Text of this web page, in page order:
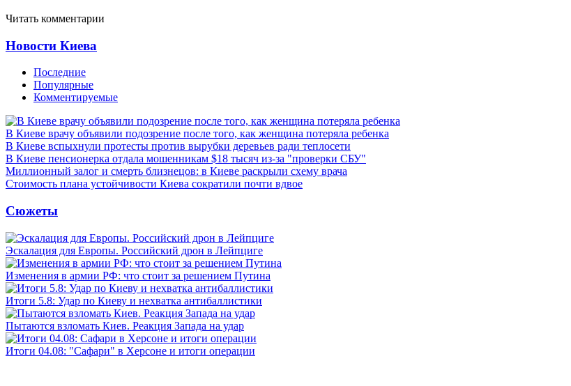
Читать комментарии
Новости Киева
Последние
Популярные
Комментируемые
В Киеве врачу объявили подозрение после того, как женщина потеряла ребенка
В Киеве вспыхнули протесты против вырубки деревьев ради теплосети
В Киеве пенсионерка отдала мошенникам $18 тысяч из-за "проверки СБУ"
Миллионный залог и смерть близнецов: в Киеве раскрыли схему врача
Стоимость плана устойчивости Киева сократили почти вдвое
Сюжеты
Эскалация для Европы. Российский дрон в Лейпциге
Изменения в армии РФ: что стоит за решением Путина
Итоги 5.8: Удар по Киеву и нехватка антибаллистики
Пытаются взломать Киев. Реакция Запада на удар
Итоги 04.08: "Сафари" в Херсоне и итоги операции